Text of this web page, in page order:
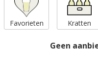
Favorieten Kratten
Geen